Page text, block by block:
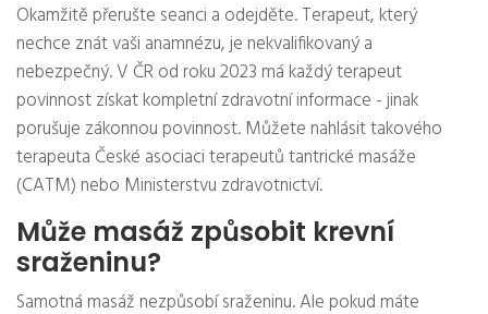
Okamžitě přerušte seanci a odejděte. Terapeut, který
nechce znát vaši anamnézu, je nekvalifikovaný a
nebezpečný. V ČR od roku 2023 má každý terapeut
povinnost získat kompletní zdravotní informace - jinak
porušuje zákonnou povinnost. Můžete nahlásit takového
terapeuta České asociaci terapeutů tantrické masáže
(CATM) nebo Ministerstvu zdravotnictví.
Může masáž způsobit krevní
sraženinu?
Samotná masáž nezpůsobí sraženinu. Ale pokud máte